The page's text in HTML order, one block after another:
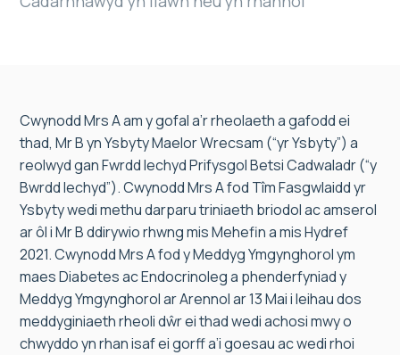
Cwynodd Mrs A am y gofal a’r rheolaeth a gafodd ei
thad, Mr B yn Ysbyty Maelor Wrecsam (“yr Ysbyty”) a
reolwyd gan Fwrdd Iechyd Prifysgol Betsi Cadwaladr (“y
Bwrdd Iechyd”). Cwynodd Mrs A fod Tîm Fasgwlaidd yr
Ysbyty wedi methu darparu triniaeth briodol ac amserol
ar ôl i Mr B ddirywio rhwng mis Mehefin a mis Hydref
2021. Cwynodd Mrs A fod y Meddyg Ymgynghorol ym
maes Diabetes ac Endocrinoleg a phenderfyniad y
Meddyg Ymgynghorol ar Arennol ar 13 Mai i leihau dos
meddyginiaeth rheoli dŵr ei thad wedi achosi mwy o
chwyddo yn rhan isaf ei gorff a’i goesau ac wedi rhoi